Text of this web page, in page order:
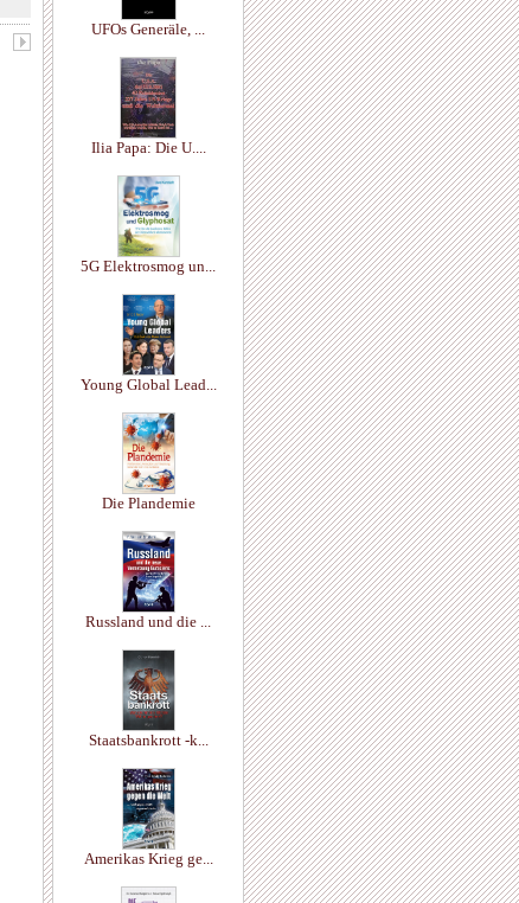
UFOs Generäle, ...
Ilia Papa: Die U....
5G Elektrosmog un...
Young Global Lead...
Die Plandemie
Russland und die ...
Staatsbankrott -k...
Amerikas Krieg ge...